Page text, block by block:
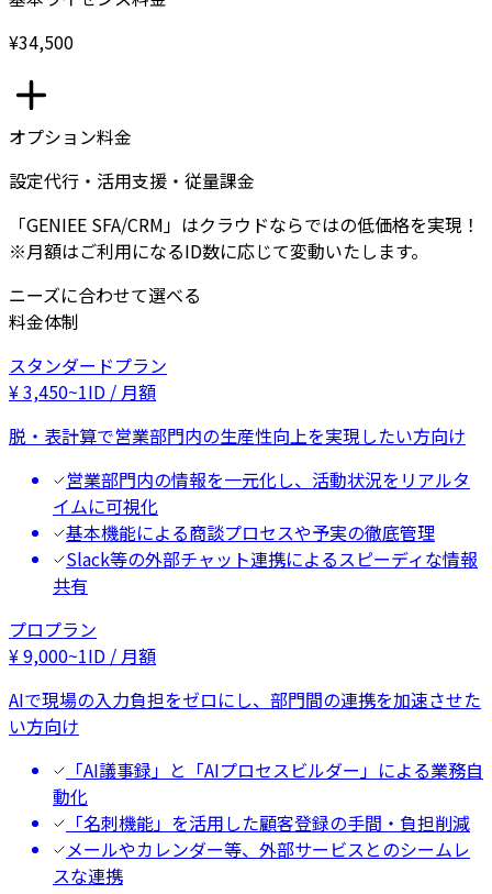
¥34,500
オプション料金
設定代行・活用支援・従量課金
「GENIEE SFA/CRM」はクラウドならではの低価格を実現！
※月額はご利用になるID数に応じて変動いたします。
ニーズに合わせて選べる
料金体制
スタンダードプラン
¥3,450~1ID / 月額
脱・表計算で営業部門内の生産性向上を実現したい方向け
営業部門内の情報を一元化し、活動状況をリアルタ
イムに可視化
基本機能による商談プロセスや予実の徹底管理
Slack等の外部チャット連携によるスピーディな情報
共有
プロプラン
¥9,000~1ID / 月額
AIで現場の入力負担をゼロにし、部門間の連携を加速させた
い方向け
「AI議事録」と「AIプロセスビルダー」による業務自
動化
「名刺機能」を活用した顧客登録の手間・負担削減
メールやカレンダー等、外部サービスとのシームレ
スな連携